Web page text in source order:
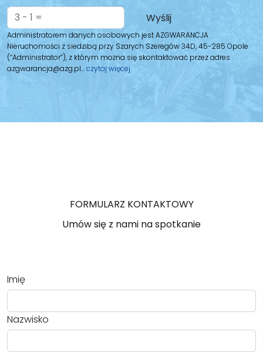
Administratorem danych osobowych jest AZGWARANCJA
Nieruchomości z siedzibą przy Szarych Szeregów 34D, 45-285 Opole
(“Administrator”), z którym można się skontaktować przez adres
azgwarancja@azg.pl…czytaj więcej
FORMULARZ KONTAKTOWY
Umów się z nami na spotkanie
Imię
Nazwisko